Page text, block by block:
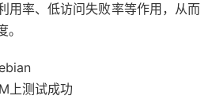
用率、低访问失败率等作用，从而
上测试成功